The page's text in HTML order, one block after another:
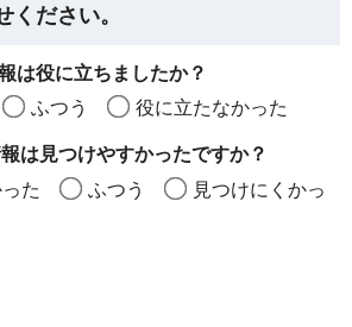
ください。
は役に立ちましたか？
ふつう
役に立たなかった
は見つけやすかったですか？
た
ふつう
見つけにくかっ